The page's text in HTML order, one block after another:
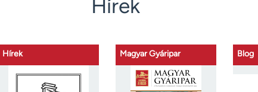
Hírek
Hírek Magyar Gyáripar Blog